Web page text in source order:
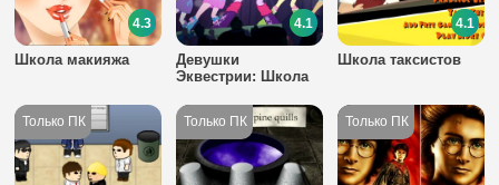
Школа макияжа
4.3
Девушки
Эквестрии: Школа
4.1
Школа таксистов
4.1